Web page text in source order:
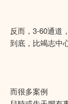
反而，3-60通道
到底，比竭志中
而很多案例